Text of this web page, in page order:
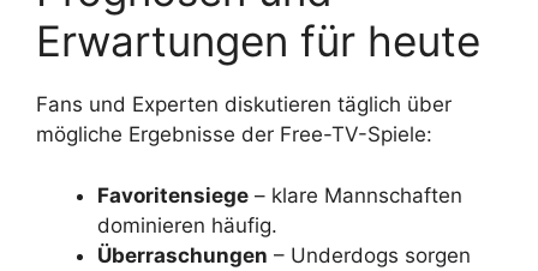
Erwartungen für heute
Fans und Experten diskutieren täglich über
mögliche Ergebnisse der Free-TV-Spiele:
Favoritensiege – klare Mannschaften
dominieren häufig.
Überraschungen – Underdogs sorgen